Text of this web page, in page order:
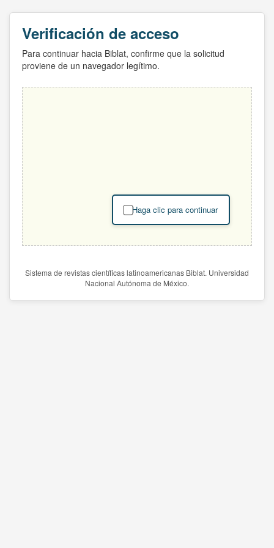
Verificación de acceso
Para continuar hacia Biblat, confirme que la solicitud
proviene de un navegador legítimo.
Haga clic para continuar
Sistema de revistas científicas latinoamericanas Biblat. Universidad
Nacional Autónoma de México.